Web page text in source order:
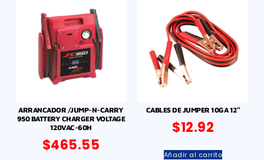
ARRANCADOR /JUMP-N-CARRY
950 BATTERY CHARGER VOLTAGE
120VAC-60H
$465.55
CABLES DE JUMPER 10GA 12″
$12.92
Añadir al carrito